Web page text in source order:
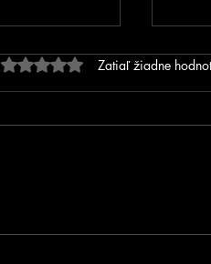
Hodnotenie 0 z 5
Zatiaľ žiadne